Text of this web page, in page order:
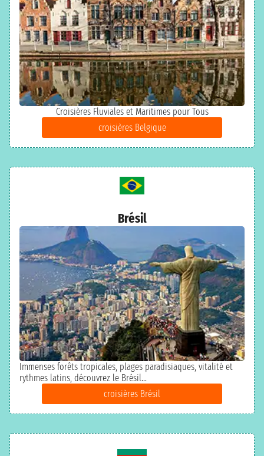
Croisières Fluviales et Maritimes pour Tous
croisières Belgique
Brésil
Immenses forêts tropicales, plages paradisiaques, vitalité et
rythmes latins, découvrez le Brésil...
croisières Brésil